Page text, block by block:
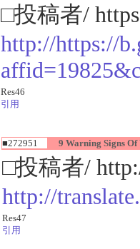
□投稿者/
http://https://
Res46
引用
■272951 9 Warning Signs Of
□投稿者/
http://
Res47
引用